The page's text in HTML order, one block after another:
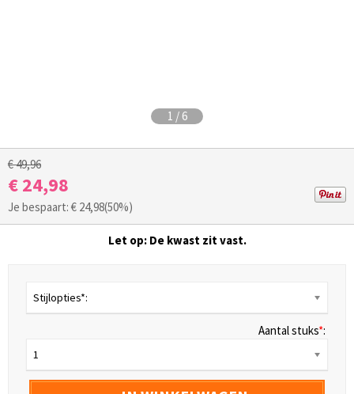
1 / 6
€ 49,96
€ 24,98
Je bespaart: € 24,98(50%)
Let op: De kwast zit vast.
Stijlopties*:
Aantal stuks*:
1